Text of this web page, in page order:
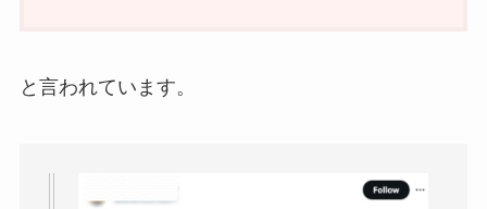
と言われています。